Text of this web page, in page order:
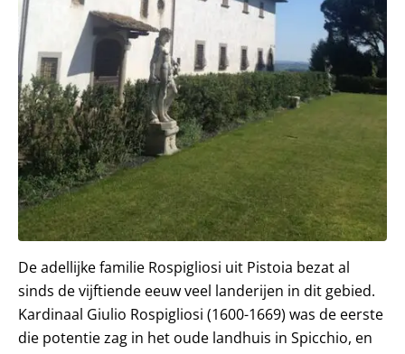
De adellijke familie Rospigliosi uit Pistoia bezat al
sinds de vijftiende eeuw veel landerijen in dit gebied.
Kardinaal Giulio Rospigliosi (1600-1669) was de eerste
die potentie zag in het oude landhuis in Spicchio, en